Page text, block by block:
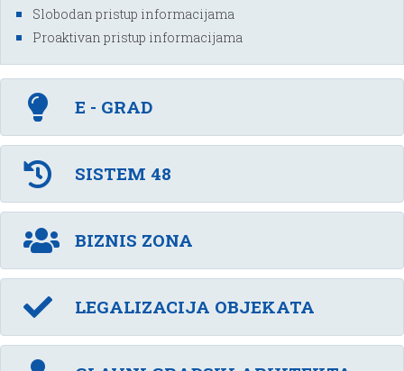
Slobodan pristup informacijama
Proaktivan pristup informacijama
E - GRAD
SISTEM 48
BIZNIS ZONA
LEGALIZACIJA OBJEKATA